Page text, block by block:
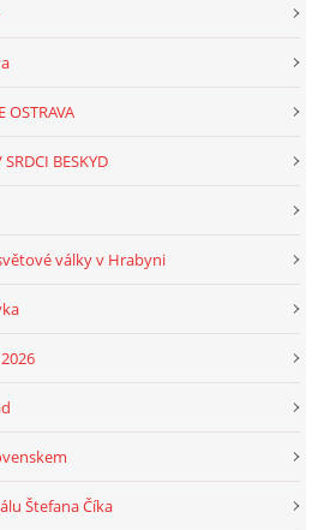
OSTRAVA
BESKYD
války v Hrabyni
Štefana Číka